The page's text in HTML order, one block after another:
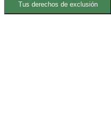
Tus derechos de exclusión